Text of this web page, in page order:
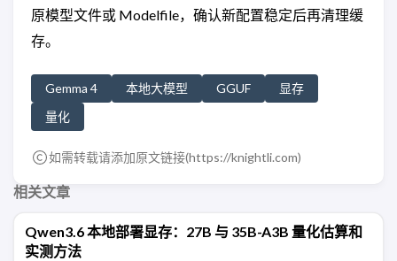
原模型文件或 Modelfile，确认新配置稳定后再清理缓
存。
Gemma 4 本地大模型 GGUF
显存
量化
如需转载请添加原文链接(https://knightli.com)
相关文章
Qwen3.6 本地部署显存：27B 与 35B-A3B 量化估算和
实测方法